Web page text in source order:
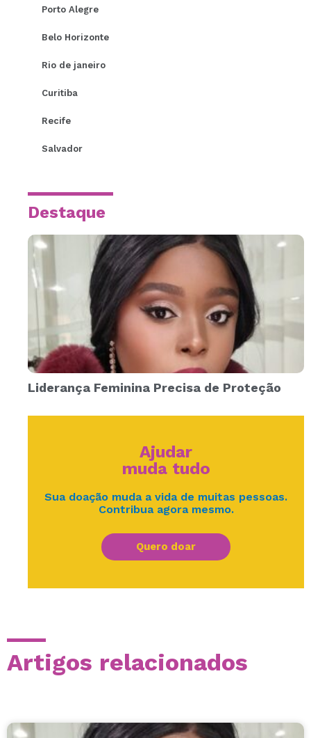
Porto Alegre
Belo Horizonte
Rio de janeiro
Curitiba
Recife
Salvador
Destaque
Liderança Feminina Precisa de Proteção
Ajudar
muda tudo
Sua doação muda a vida de muitas pessoas.
Contribua agora mesmo.
Quero doar
Artigos relacionados